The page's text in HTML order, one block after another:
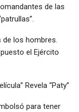
de las
de los hombres.
el Ejército
Revela “Paty”
para tener